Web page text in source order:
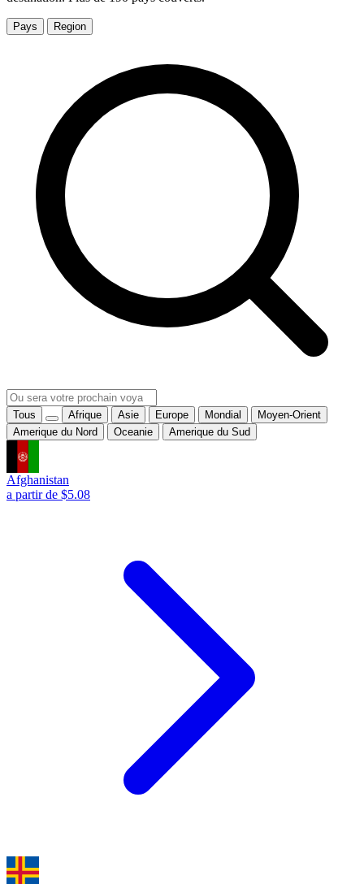
Pays Region
Tous Afrique Asie Europe Mondial
Moyen-Orient
Amerique du Nord
Oceanie Amerique du Sud
Afghanistan
a partir de $5.08